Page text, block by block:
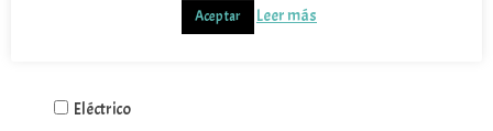
Eléctrico
Aceptar Leer más